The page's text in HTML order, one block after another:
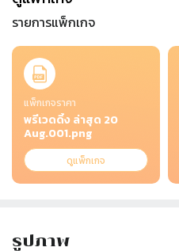
รายการแพ็กเกจ
Slide 1 of 3
แพ็กเกจราคา
พรีเวดดิ้ง ล่าสุด 20
Aug.001.png
ดูแพ็กเกจ
รูปภาพ